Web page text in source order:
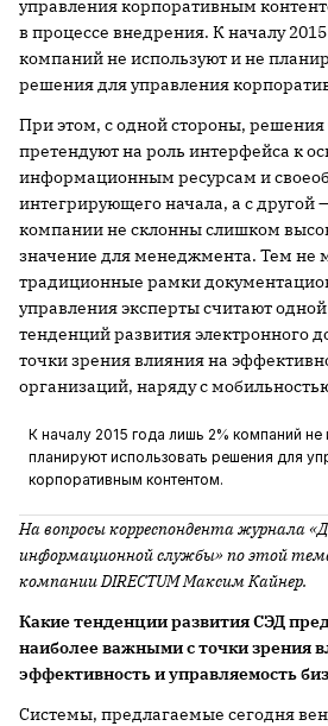
управления корпоративным
в процессе внедрения. К началу
компаний не используют и не
решения для управления
При этом, с одной стороны, решения
претендуют на роль интерфейса к
информационным ресурсам и
интегрирующего начала, а с другой
компании не склонны слишком
значение для менеджмента. Тем не
традиционные рамки
управления эксперты считают
тенденций развития электронного
точки зрения влияния на
организаций, наряду с
К началу 2015 года лишь 2% компаний не
планируют использовать решения для
корпоративным контентом.
На вопросы корреспондента журнала
информационной службы» по этой
компании DIRECTUMМаксим Кайнер.
Какие тенденции развития СЭД
наиболее важными с точки зрения
эффективность и управляемость
Системы, предлагаемые сегодня